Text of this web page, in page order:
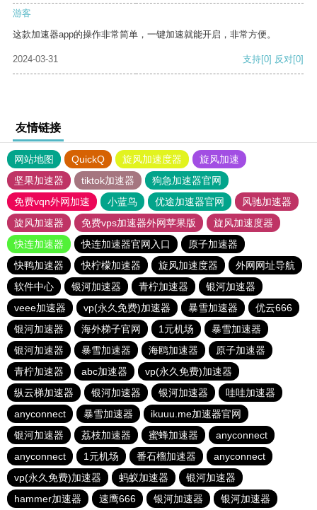
游客
这款加速器app的操作非常简单，一键加速就能开启，非常方便。
2024-03-31 支持[0] 反对[0]
友情链接
网站地图 QuickQ 旋风加速度器
旋风加速
坚果加速器
tiktok加速器
狗急加速器官网
免费vqn外网加速
小蓝鸟 优途加速器官网
风驰加速器
旋风加速器
免费vps加速器外网苹果版
旋风加速度器
快连加速器
快连加速器官网入口
原子加速器
快鸭加速器
快柠檬加速器 旋风加速度器
外网网址导航
软件中心
银河加速器 青柠加速器
银河加速器
veee加速器
vp(永久免费)加速器 暴雪加速器
优云666
银河加速器
海外梯子官网 1元机场
暴雪加速器
银河加速器
暴雪加速器 海鸥加速器
原子加速器
青柠加速器
abc加速器
vp(永久免费)加速器
纵云梯加速器
银河加速器 银河加速器
哇哇加速器
anyconnect
暴雪加速器
ikuuu.me加速器官网
银河加速器
荔枝加速器 蜜蜂加速器
anyconnect
anyconnect
1元机场 番石榴加速器
anyconnect
vp(永久免费)加速器
蚂蚁加速器
银河加速器
hammer加速器
速鹰666 银河加速器 银河加速器